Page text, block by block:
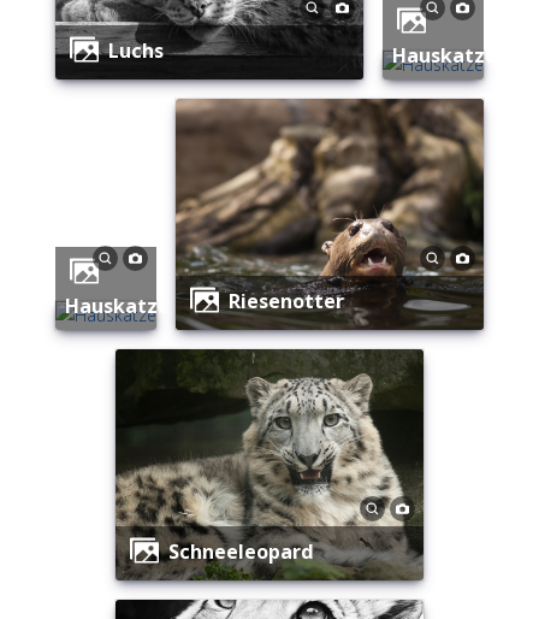
Luchs Hauskatze
Hauskatze Riesenotter
Schneeleopard